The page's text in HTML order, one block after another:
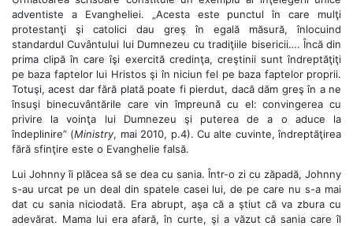
adventiste a Evangheliei. „Acesta este punctul în care mulţi
protestanţi şi catolici dau greş în egală măsură, înlocuind
standardul Cuvântului lui Dumnezeu cu tradiţiile bisericii…. Încă din
prima clipă în care îşi exercită credinţa, creştinii sunt îndreptăţiţi
pe baza faptelor lui Hristos şi în niciun fel pe baza faptelor proprii.
Totuşi, acest dar fără plată poate fi pierdut, dacă dăm greş în a ne
însuşi binecuvântările care vin împreună cu el: convingerea cu
privire la voinţa lui Dumnezeu şi puterea de a o aduce la
îndeplinire” (Ministry, mai 2010, p.4). Cu alte cuvinte, îndreptăţirea
fără sfinţire este o Evanghelie falsă.
Lui Johnny îi plăcea să se dea cu sania. Într-o zi cu zăpadă, Johnny
s-au urcat pe un deal din spatele casei lui, de pe care nu s-a mai
dat cu sania niciodată. Era abrupt, aşa că a ştiut că va zbura cu
adevărat. Mama lui era afară, în curte, şi a văzut că sania care îl